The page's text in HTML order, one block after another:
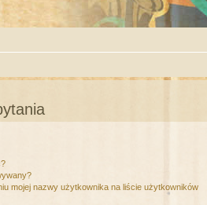
mojej nazwy użytkownika na liście użytkowników